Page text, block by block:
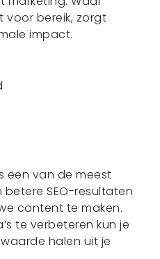
voor bereik, zorgt
impact.
een van de meest
SEO-resultaten
content te maken.
te verbeteren kun je
halen uit je